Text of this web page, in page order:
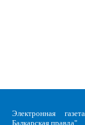
Электронная
Балкарская правда"